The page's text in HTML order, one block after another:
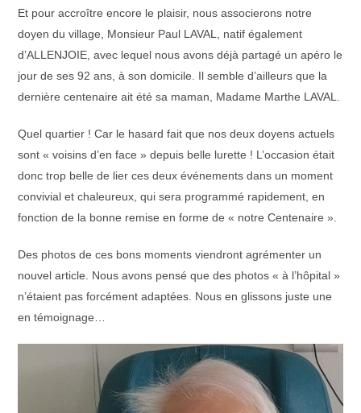
Et pour accroître encore le plaisir, nous associerons notre
doyen du village, Monsieur Paul LAVAL, natif également
d’ALLENJOIE, avec lequel nous avons déjà partagé un apéro le
jour de ses 92 ans, à son domicile. Il semble d’ailleurs que la
dernière centenaire ait été sa maman, Madame Marthe LAVAL.
Quel quartier ! Car le hasard fait que nos deux doyens actuels
sont « voisins d’en face » depuis belle lurette ! L’occasion était
donc trop belle de lier ces deux événements dans un moment
convivial et chaleureux, qui sera programmé rapidement, en
fonction de la bonne remise en forme de « notre Centenaire ».
Des photos de ces bons moments viendront agrémenter un
nouvel article. Nous avons pensé que des photos « à l’hôpital »
n’étaient pas forcément adaptées. Nous en glissons juste une
en témoignage…